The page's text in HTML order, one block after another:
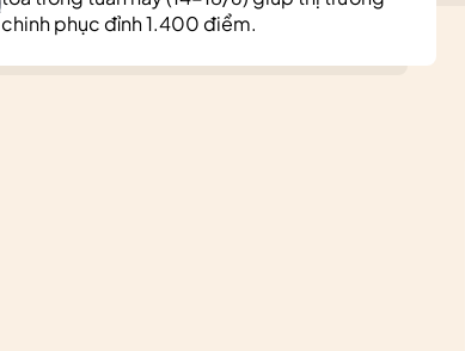
chinh phục đỉnh 1.400 điểm.